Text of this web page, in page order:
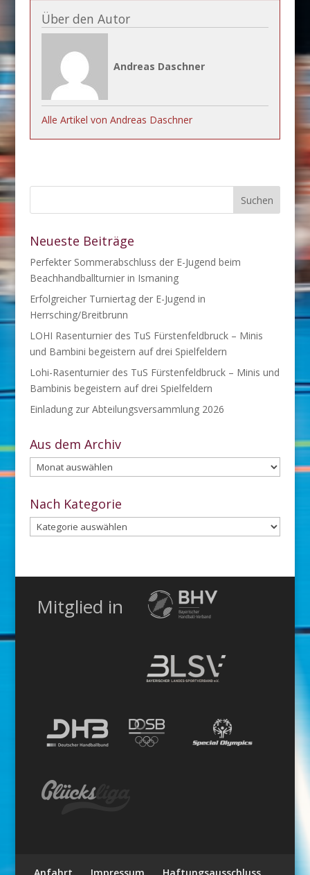
Über den Autor
Andreas Daschner
Alle Artikel von Andreas Daschner
Neueste Beiträge
Perfekter Sommerabschluss der E-Jugend beim
Beachhandballturnier in Ismaning
Erfolgreicher Turniertag der E-Jugend in
Herrsching/Breitbrunn
LOHI Rasenturnier des TuS Fürstenfeldbruck – Minis
und Bambini begeistern auf drei Spielfeldern
Lohi-Rasenturnier des TuS Fürstenfeldbruck – Minis und
Bambinis begeistern auf drei Spielfeldern
Einladung zur Abteilungsversammlung 2026
Aus dem Archiv
Aus
dem
Archiv
Nach Kategorie
Nach
Kategorie
Mitglied in
Anfahrt Impressum Haftungsausschluss